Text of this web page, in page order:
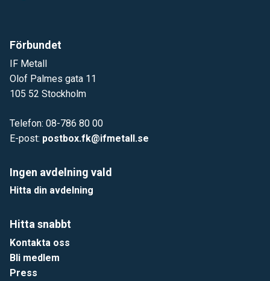
Förbundet
IF Metall
Olof Palmes gata 11
105 52 Stockholm
Telefon: 08-786 80 00
E-post: postbox.fk@ifmetall.se
Ingen avdelning vald
Hitta din avdelning
Hitta snabbt
Kontakta oss
Bli medlem
Press